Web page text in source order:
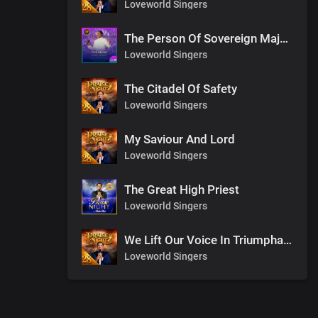
Loveworld Singers
The Person Of Sovereign Majesty
Loveworld Singers
The Citadel Of Safety
Loveworld Singers
My Saviour And Lord
Loveworld Singers
The Great High Priest
Loveworld Singers
We Lift Our Voice In Triumphant Songs
Loveworld Singers